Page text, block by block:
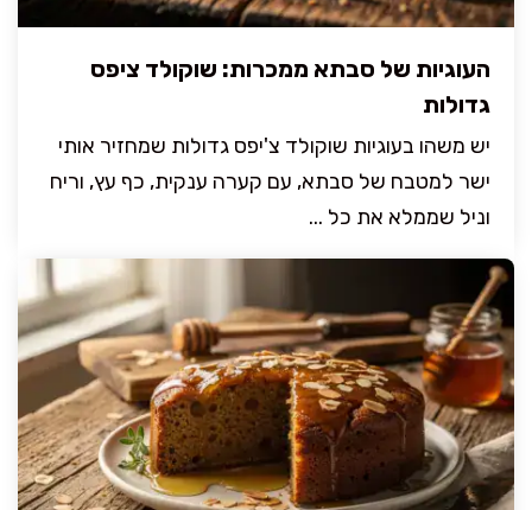
העוגיות של סבתא ממכרות: שוקולד ציפס
גדולות
יש משהו בעוגיות שוקולד צ'יפס גדולות שמחזיר אותי
ישר למטבח של סבתא, עם קערה ענקית, כף עץ, וריח
וניל שממלא את כל ...